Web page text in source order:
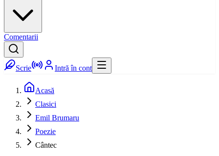
Comentarii
Scrie Intră în cont
Acasă
Clasici
Emil Brumaru
Poezie
Cântec